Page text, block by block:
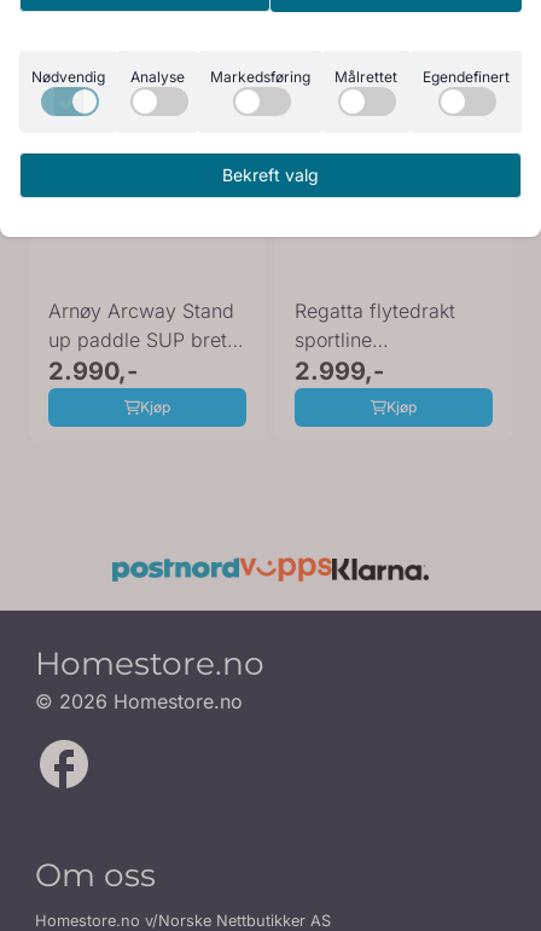
Arnøy Arcway Stand
up paddle SUP brett
Wave 9,5" 70801
2.990,-
Kjøp
Regatta flytedrakt
sportline
954 43751006
2.999,-
Kjøp
Homestore.no
© 2026 Homestore.no
Om oss
Homestore.no v/Norske Nettbutikker AS
Nødvendig Analyse Markedsføring Målrettet Egendefinert
Bekreft valg